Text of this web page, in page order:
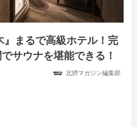
』まるで高級ホテル！完
サウナを堪能できる！
北摂マガジン編集部